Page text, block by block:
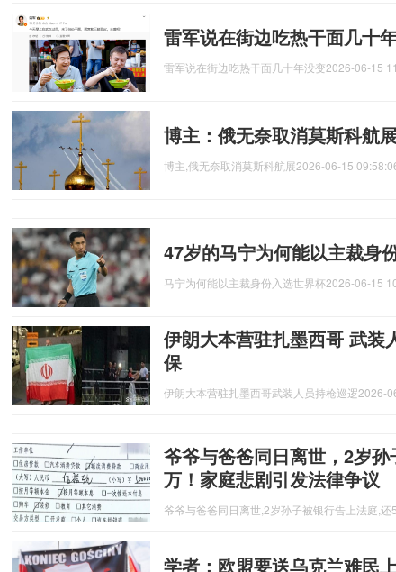
雷军说在街边吃热干面几十
雷军说在街边吃热干面几十年没变2026-06-15
博主：俄无奈取消莫斯科航
博主,俄无奈取消莫斯科航展2026-06-15
47岁的马宁为何能以主裁身
马宁为何能以主裁身份入选世界杯2026-06-15
伊朗大本营驻扎墨西哥 武装
保
伊朗大本营驻扎墨西哥武装人员持枪巡逻2026-
爷爷与爸爸同日离世，2岁
万！家庭悲剧引发法律争议
爷爷与爸爸同日离世,2岁孙子被银行告上法庭,还
学者：欧盟要送乌克兰难民